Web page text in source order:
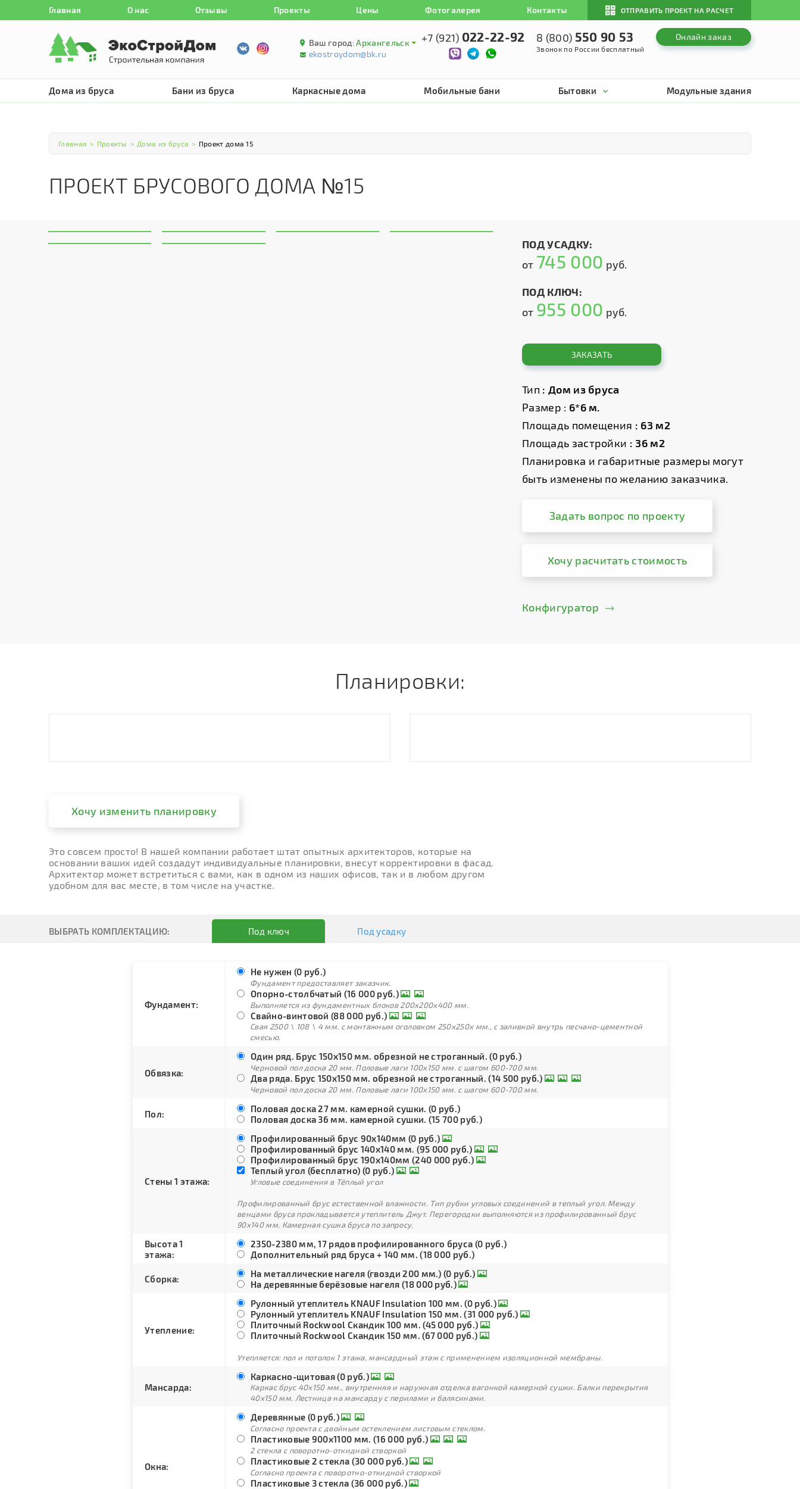
Главная О нас Отзывы Проекты Цены Фотогалерея Контакты ОТПРАВИТЬ ПРОЕКТ НА РАСЧЕТ
Ваш город:Архангельск
ekostroydom@bk.ru
+7 (921) 022-22-92 8 (800) 550 90 53
Звонок по России бесплатный
Онлайн заказ
Дома из бруса Бани из бруса Каркасные дома Мобильные бани Бытовки Модульные здания
Главная > Проекты > Дома из бруса > Проект дома 15
ПРОЕКТ БРУСОВОГО ДОМА №15
ПОД УСАДКУ:
от 745 000 руб.
ПОД КЛЮЧ:
от 955 000 руб.
ЗАКАЗАТЬ
Тип : Дом из бруса
Размер : 6*6 м.
Площадь помещения : 63 м2
Площадь застройки : 36 м2
Планировка и габаритные размеры могут
быть изменены по желанию заказчика.
Задать вопрос по проекту
Хочу расчитать стоимость
Конфигуратор
Планировки:
Хочу изменить планировку
Это совсем просто! В нашей компании работает штат опытных архитекторов, которые на
основании ваших идей создадут индивидуальные планировки, внесут корректировки в фасад.
Архитектор может встретиться с вами, как в одном из наших офисов, так и в любом другом
удобном для вас месте, в том числе на участке.
ВЫБРАТЬ КОМПЛЕКТАЦИЮ: Под ключ Под усадку
Фундамент:
Не нужен (0 руб.)
Фундамент предоставляет заказчик.
Опорно-столбчатый (16 000 руб.)
Выполняется из фундаментных блоков 200х200х400 мм.
Свайно-винтовой (88 000 руб.)
Свая 2500 \ 108 \ 4 мм. с монтажным оголовком 250х250х мм., с заливкой внутрь песчано-цементной
смесью.
Обвязка:
Один ряд. Брус 150х150 мм. обрезной не строганный. (0 руб.)
Черновой пол доска 20 мм. Половые лаги 100х150 мм. с шагом 600-700 мм.
Два ряда. Брус 150х150 мм. обрезной не строганный. (14 500 руб.)
Черновой пол доска 20 мм. Половые лаги 100х150 мм. с шагом 600-700 мм.
Пол:
Половая доска 27 мм. камерной сушки. (0 руб.)
Половая доска 36 мм. камерной сушки. (15 700 руб.)
Стены 1 этажа:
Профилированный брус 90х140мм (0 руб.)
Профилированный брус 140х140 мм. (95 000 руб.)
Профилированный брус 190х140мм (240 000 руб.)
Теплый угол (бесплатно) (0 руб.)
Угловые соединения в Тёплый угол
Профилированный брус естественной влажности. Тип рубки угловых соединений в теплый угол. Между
венцами бруса прокладывается утеплитель Джут. Перегородки выполняются из профилированный брус
90х140 мм. Камерная сушка бруса по запросу.
Высота 1
этажа:
2350-2380 мм, 17 рядов профилированного бруса (0 руб.)
Дополнительный ряд бруса + 140 мм. (18 000 руб.)
Сборка:
На металлические нагеля (гвозди 200 мм.) (0 руб.)
На деревянные берёзовые нагеля (18 000 руб.)
Утепление:
Рулонный утеплитель KNAUF Insulation 100 мм. (0 руб.)
Рулонный утеплитель KNAUF Insulation 150 мм. (31 000 руб.)
Плиточный Rockwool Скандик 100 мм. (45 000 руб.)
Плиточный Rockwool Скандик 150 мм. (67 000 руб.)
Утепляется: пол и потолок 1 этажа, мансардный этаж с применением изоляционной мембраны.
Мансарда:
Каркасно-щитовая (0 руб.)
Каркас брус 40х150 мм., внутренняя и наружная отделка вагонкой камерной сушки. Балки перекрытия
40х150 мм. Лестница на мансарду с перилами и балясинами.
Окна:
Деревянные (0 руб.)
Согласно проекта с двойным остеклением листовым стеклом.
Пластиковые 900х1100 мм. (16 000 руб.)
2 стекла с поворотно-откидной створкой
Пластиковые 2 стекла (30 000 руб.)
Согласно проекта с поворотно-откидной створкой
Пластиковые 3 стекла (36 000 руб.)